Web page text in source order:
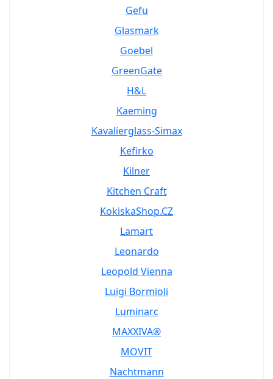
Gefu
Glasmark
Goebel
GreenGate
H&L
Kaeming
Kavalierglass-Simax
Kefirko
Kilner
Kitchen Craft
KokiskaShop.CZ
Lamart
Leonardo
Leopold Vienna
Luigi Bormioli
Luminarc
MAXXIVA®
MOVIT
Nachtmann